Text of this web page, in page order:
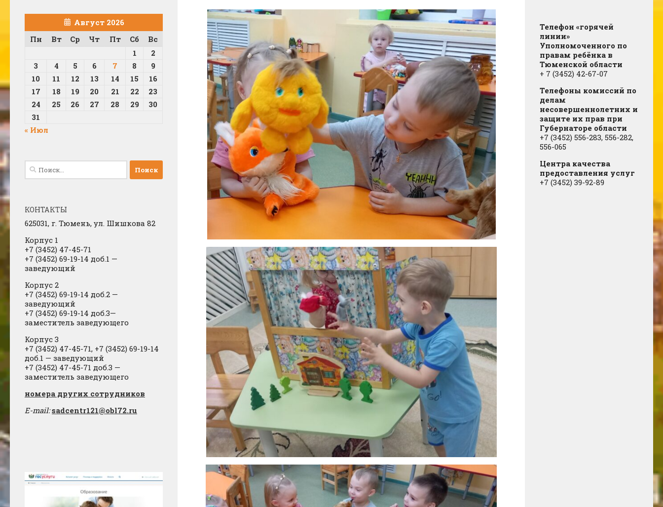
Август 2026
Пн
Вт Ср Чт Пт Сб
Вс
1
2
3
4 5 6 7 8
9
10
11 12 13 14 15
16
17
18 19 20 21 22
23
24
25 26 27 28 29
30
31
« Июл
Найти:
КОНТАКТЫ
625031, г. Тюмень, ул. Шишкова 82
Корпус 1
+7 (3452) 47-45-71
+7 (3452) 69-19-14 доб.1 —
заведующий
Корпус 2
+7 (3452) 69-19-14 доб.2 —
заведующий
+7 (3452) 69-19-14 доб.3—
заместитель заведующего
Корпус 3
+7 (3452) 47-45-71, +7 (3452) 69-19-14
доб.1 — заведующий
+7 (3452) 47-45-71 доб.3 —
заместитель заведующего
​номера других сотрудников
E-mail: sadcentr121@obl72.ru
Телефон «горячей
линии»
Уполномоченного по
правам ребёнка в
Тюменской области
+ 7 (3452) 42-67-07
Телефоны комиссий по
делам
несовершеннолетних и
защите их прав при
Губернаторе области
+7 (3452) 556-283, 556-282,
556-065
Центра качества
предоставления услуг
+7 (3452) 39-92-89